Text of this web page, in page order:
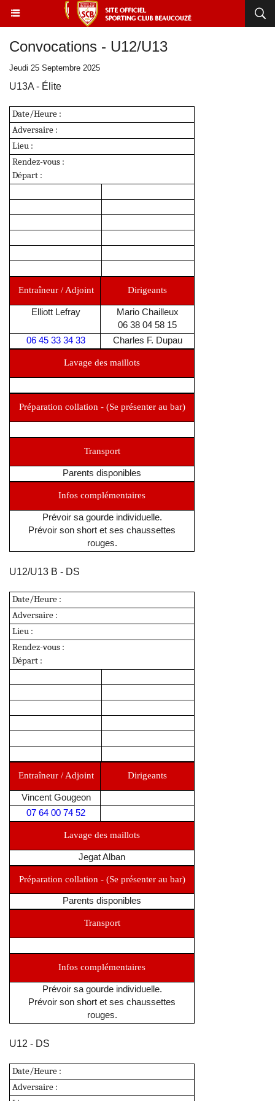
Convocations - U12/U13
Jeudi 25 Septembre 2025
U13A - Élite
Date/Heure :
Adversaire :
Lieu :
Rendez-vous :
Départ :
Entraîneur / Adjoint Dirigeants
Elliott Lefray
Mario Chailleux
06 38 04 58 15‬
06 45 33 34 33
Charles F. Dupau
Lavage des maillots
Préparation collation - (Se présenter au bar)
Transport
Parents disponibles
Infos complémentaires
Prévoir sa gourde individuelle.
Prévoir son short et ses chaussettes
rouges.
U12/U13 B - DS
Date/Heure :
Adversaire :
Lieu :
Rendez-vous :
Départ :
Entraîneur / Adjoint Dirigeants
Vincent Gougeon
07 64 00 74 52
Lavage des maillots
Jegat Alban
Préparation collation - (Se présenter au bar)
Parents disponibles
Transport
Infos complémentaires
Prévoir sa gourde individuelle.
Prévoir son short et ses chaussettes
rouges.
U12 - DS
Date/Heure :
Adversaire :